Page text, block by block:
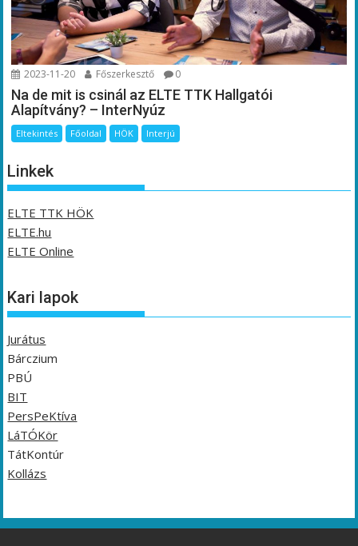
2023-11-20 Főszerkesztő 0
Na de mit is csinál az ELTE TTK Hallgatói
Alapítvány? – InterNyúz
Eltekintés Főoldal HÖK Interjú
Linkek
ELTE TTK HÖK
ELTE.hu
ELTE Online
Kari lapok
Jurátus
Bárczium
PBÚ
BIT
PersPeKtíva
LáTÓKör
TátKontúr
Kollázs